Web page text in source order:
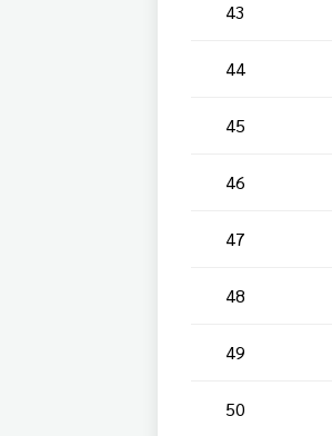
43
44
45
46
47
48
49
50